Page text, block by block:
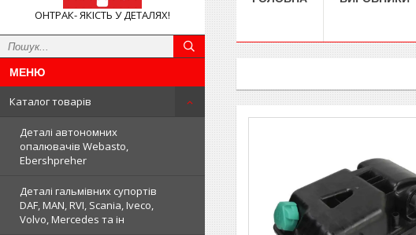
ОНТРАК- ЯКІСТЬ У ДЕТАЛЯХ!
Каталог товарів
Деталі автономних
опалювачів Webasto,
Ebershpreher
Деталі гальмівних супортів
DAF, MAN, RVI, Scania, Iveco,
Volvo, Mercedes та ін